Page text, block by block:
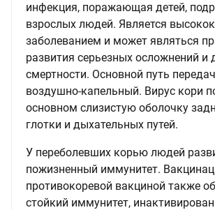
инфекция, поражающая детей,
взрослых людей. Является
заболеванием и может являться
развития серьезных осложнений и
смертности. Основной путь
воздушно-капельный. Вирус кори
основном слизистую оболочку
глотки и дыхательных путей.
У переболевших корью людей
пожизненный иммунитет.
противокоревой вакциной также
стойкий иммунитет,